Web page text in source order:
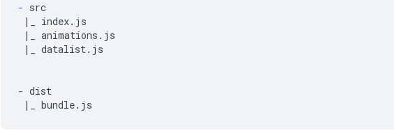
- src
|_ index.js
|_ animations.js
|_ datalist.js
- dist